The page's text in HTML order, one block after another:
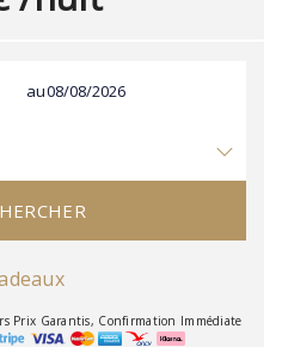
au
Prix Garantis, Confirmation Immédiate